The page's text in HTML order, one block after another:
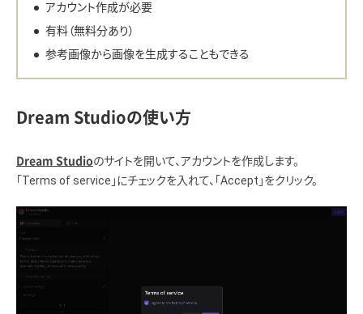
アカウント作成が必要
有料（無料分あり）
参考画像から画像を生成することもできる
Dream Studioの使い方
Dream Studioのサイトを開いて、アカウントを作成します。
「Terms of service」にチェックを入れて、「Accept」をクリック。